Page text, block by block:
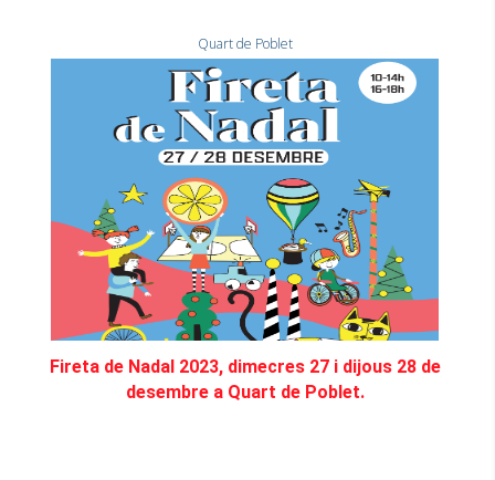
Quart de Poblet
Fireta de Nadal 2023, dimecres 27 i dijous 28 de
desembre a Quart de Poblet.